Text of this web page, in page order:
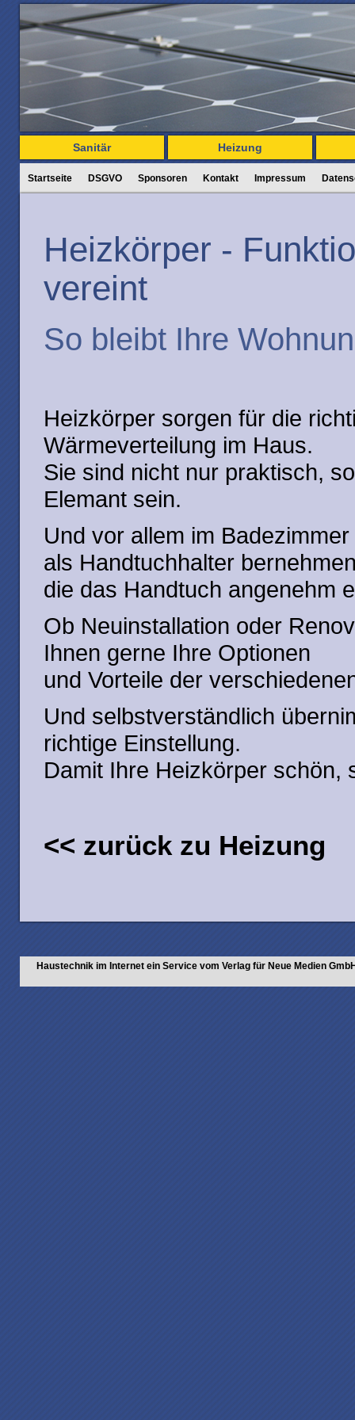
Sanitär Heizung
Startseite DSGVO Sponsoren Kontakt Impressum
Heizkörper -
vereint
So bleibt Ihre
Heizkörper sorgen für die
Wärmeverteilung im Haus.
Sie sind nicht nur praktisch,
Elemant sein.
Und vor allem im
als Handtuchhalter
die das Handtuch angenehm
Ob Neuinstallation oder
Ihnen gerne Ihre Optionen
und Vorteile der
Und selbstverständlich
richtige Einstellung.
Damit Ihre Heizkörper schön,
<< zurück zu Heizung
Haustechnik im Internet ein Service vom Verlag für Neue Medien